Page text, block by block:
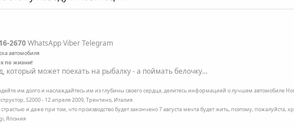
2670WhatsApp Viber Telegram
автомобиля
по жизни!
может поехать на рыбалку - а поймать белочку...
им долго и наслаждайтесь им из глубины своего сердца, делитесь информацией о лучшем автомобиле
S2000 - 12 апреля 2009, Трентино, Италия
и даже при том, что производство будет закончено 7 августа мечта будет жить, поэтому,
Япония